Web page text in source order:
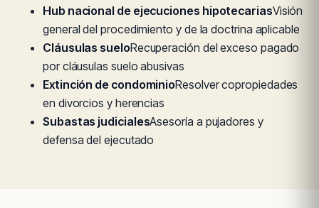
Hub nacional de ejecuciones hipotecariasVisión
general del procedimiento y de la doctrina aplicable
Cláusulas sueloRecuperación del exceso pagado
por cláusulas suelo abusivas
Extinción de condominioResolver copropiedades
en divorcios y herencias
Subastas judicialesAsesoría a pujadores y
defensa del ejecutado